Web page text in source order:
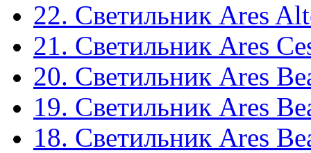
22. Светильник Ares
21. Светильник Ares
20. Светильник Ares
19. Светильник Ares
18. Светильник Ares